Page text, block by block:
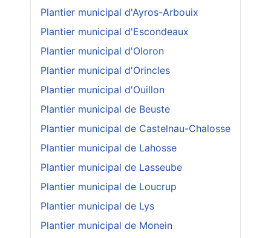
Plantier municipal d'Ayros-Arbouix
Plantier municipal d'Escondeaux
Plantier municipal d'Oloron
Plantier municipal d'Orincles
Plantier municipal d'Ouillon
Plantier municipal de Beuste
Plantier municipal de Castelnau-Chalosse
Plantier municipal de Lahosse
Plantier municipal de Lasseube
Plantier municipal de Loucrup
Plantier municipal de Lys
Plantier municipal de Monein